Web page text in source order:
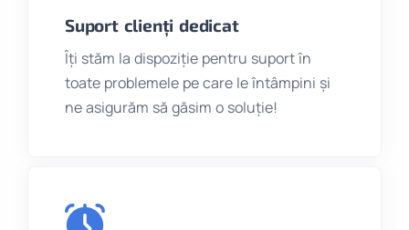
Suport clienți dedicat
Îți stăm la dispoziție pentru suport în
toate problemele pe care le întâmpini și
ne asigurăm să găsim o soluție!